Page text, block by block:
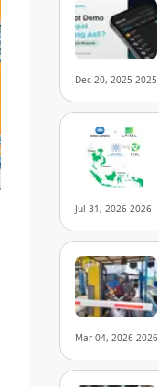
Dec 20, 2025 2025
Jul 31, 2026 2026
Mar 04, 2026 2026